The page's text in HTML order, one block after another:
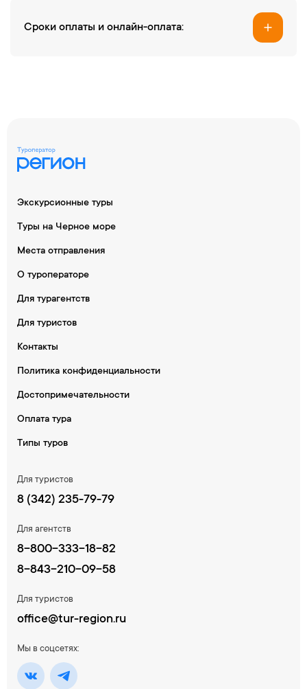
Cроки оплаты и онлайн-оплата:
Экскурсионные туры
Туры на Черное море
Места отправления
О туроператоре
Для турагентств
Для туристов
Контакты
Политика конфиденциальности
Достопримечательности
Оплата тура
Типы туров
Для туристов
8 (342) 235-79-79​
Для агентств
8-800-333-18-82
8-843-210-09-58
Для туристов
office@tur-region.ru
Мы в соцсетях: